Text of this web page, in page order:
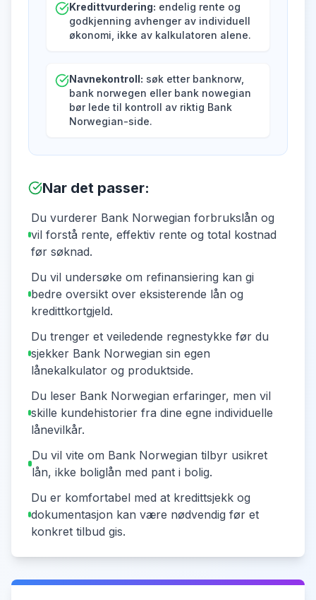
Kredittvurdering: endelig rente og
godkjenning avhenger av individuell
økonomi, ikke av kalkulatoren alene.
Navnekontroll: søk etter banknorw,
bank norwegen eller bank nowegian
bør lede til kontroll av riktig Bank
Norwegian-side.
Nar det passer:
Du vurderer Bank Norwegian forbrukslån og
vil forstå rente, effektiv rente og total kostnad
før søknad.
Du vil undersøke om refinansiering kan gi
bedre oversikt over eksisterende lån og
kredittkortgjeld.
Du trenger et veiledende regnestykke før du
sjekker Bank Norwegian sin egen
lånekalkulator og produktside.
Du leser Bank Norwegian erfaringer, men vil
skille kundehistorier fra dine egne individuelle
lånevilkår.
Du vil vite om Bank Norwegian tilbyr usikret
lån, ikke boliglån med pant i bolig.
Du er komfortabel med at kredittsjekk og
dokumentasjon kan være nødvendig før et
konkret tilbud gis.